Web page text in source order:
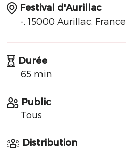
Festival d'Aurillac
-, 15000 Aurillac, France
Durée
65 min
Public
Tous
Distribution